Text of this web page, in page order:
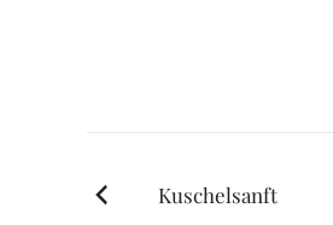
PostsKuschelsanft